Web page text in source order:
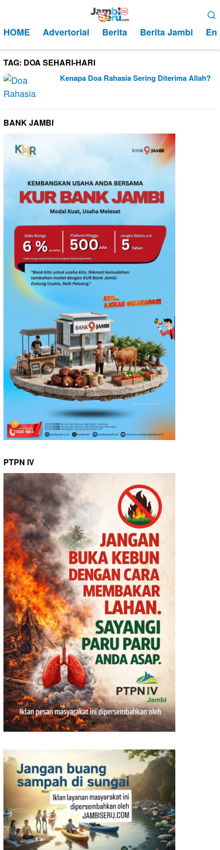
kontenMobile
HOME Advertorial Berita Berita Jambi
TAG: DOA SEHARI-HARI
Kenapa Doa Rahasia Sering Diterima Allah?
BANK JAMBI
PTPN IV